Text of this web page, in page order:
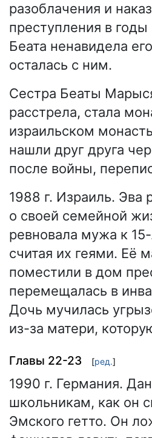
разоблачения и
преступления в
Беата ненавидела
осталась с ним.
Сестра Беаты
расстрела, стала
израильском
нашли друг друга
после войны,
1988 г. Израиль. Эва
о своей семейной
ревновала мужа к
считая их геями. Её
поместили в дом
перемещалась в
Дочь мучилась
из-за матери,
Главы 22-23 [ред.]
1990 г. Германия.
школьникам, как он
Эмского гетто. Он